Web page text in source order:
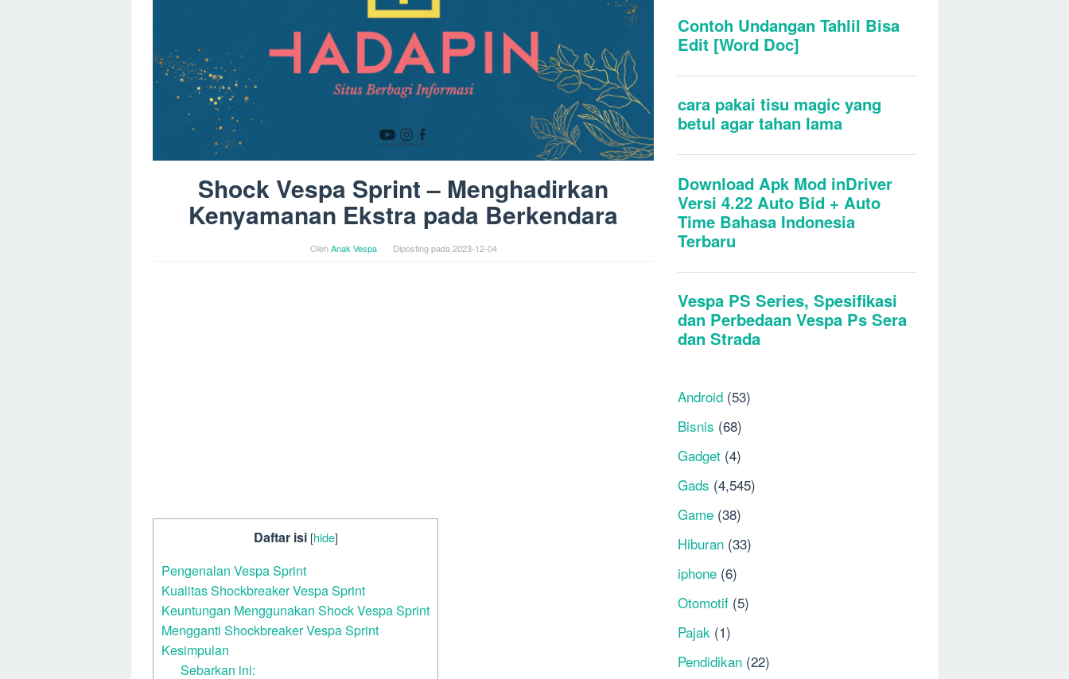
Shock Vespa Sprint – Menghadirkan
Kenyamanan Ekstra pada Berkendara
OlehAnak Vespa Diposting pada2023-12-04
Daftar isi [hide]
Pengenalan Vespa Sprint
Kualitas Shockbreaker Vespa Sprint
Keuntungan Menggunakan Shock Vespa Sprint
Mengganti Shockbreaker Vespa Sprint
Kesimpulan
Sebarkan ini:
Android (53)
Bisnis (68)
Gadget (4)
Gads (4,545)
Game (38)
Hiburan (33)
iphone (6)
Otomotif (5)
Pajak (1)
Pendidikan (22)